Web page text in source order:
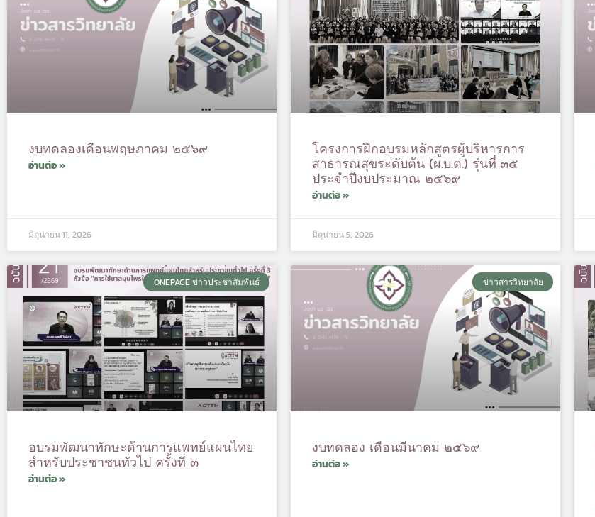
งบทดลองเดือนพฤษภาคม ๒๕๖๙
อ่านต่อ »
มิถุนายน 11, 2026
โครงการฝึกอบรมหลักสูตรผู้บริหารการ
สาธารณสุขระดับต้น (ผ.บ.ต.) รุ่นที่ ๓๕
ประจำปีงบประมาณ ๒๕๖๙
อ่านต่อ »
มิถุนายน 5, 2026
ONEPAGE ข่าวประชาสัมพันธ์
อบรมพัฒนาทักษะด้านการแพทย์แผนไทย
สำหรับประชาชนทั่วไป ครั้งที่ ๓
อ่านต่อ »
ข่าวสารวิทยาลัย
งบทดลอง เดือนมีนาคม ๒๕๖๙
อ่านต่อ »